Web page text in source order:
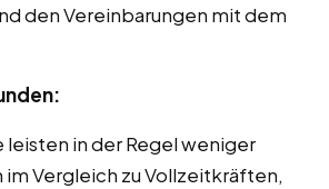
den Vereinbarungen mit dem
in der Regel weniger
Vergleich zu Vollzeitkräften,